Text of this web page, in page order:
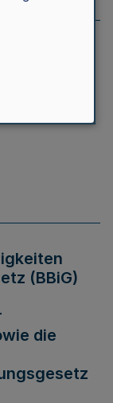
Landes
-
(BBiG)
die